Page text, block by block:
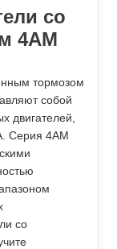
со
4АМ
тормозом
собой
двигателей,
Серия 4АМ
со